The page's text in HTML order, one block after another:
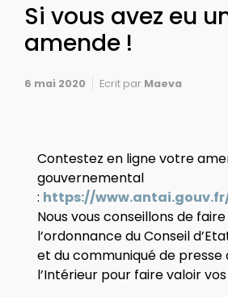
Si vous avez eu
amende !
6 mai 2020 Ecrit par Maeva
Contestez en ligne votre
gouvernemental
: https://
Nous vous conseillons de
l’ordonnance du Conseil
et du communiqué de presse
l’Intérieur pour faire valoir